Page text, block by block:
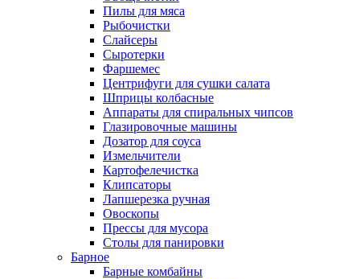
Пилы для мяса
Рыбочистки
Слайсеры
Сыротерки
Фаршемес
Центрифуги для сушки салата
Шприцы колбасные
Аппараты для спиральных чипсов
Глазировочные машины
Дозатор для соуса
Измельчители
Картофелечистка
Клипсаторы
Лапшерезка ручная
Овоскопы
Прессы для мусора
Столы для панировки
Барное
Барные комбайны